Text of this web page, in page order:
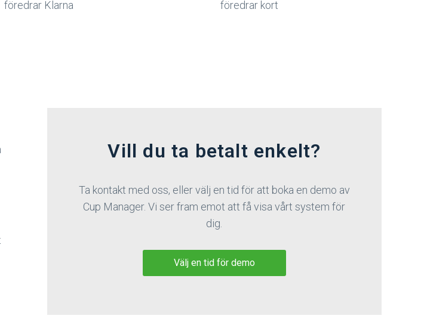
föredrar Klarna föredrar kort
Vill du ta betalt enkelt?
Ta kontakt med oss, eller välj en tid för att boka en demo av
Cup Manager. Vi ser fram emot att få visa vårt system för
dig.
Välj en tid för demo